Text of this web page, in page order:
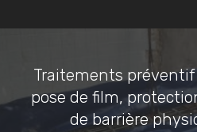
Traitements
pose de film,
de barrière